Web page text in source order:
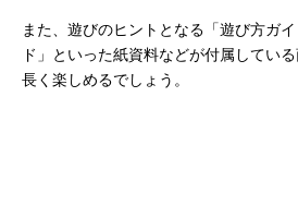
また、遊びのヒントとなる「遊び方ガ
ド」といった紙資料などが付属してい
長く楽しめるでしょう。